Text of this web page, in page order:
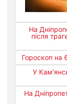
На
після
Гороскоп на
У
На